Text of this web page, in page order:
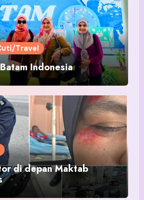
Travel
Indonesia
di depan Maktab